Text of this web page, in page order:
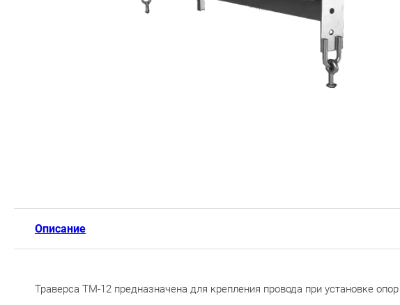
Описание
Траверса ТМ-12 предназначена для крепления провода при установке